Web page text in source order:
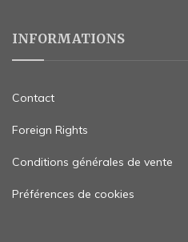
INFORMATIONS
Contact
Foreign Rights
Conditions générales de vente
Préférences de cookies